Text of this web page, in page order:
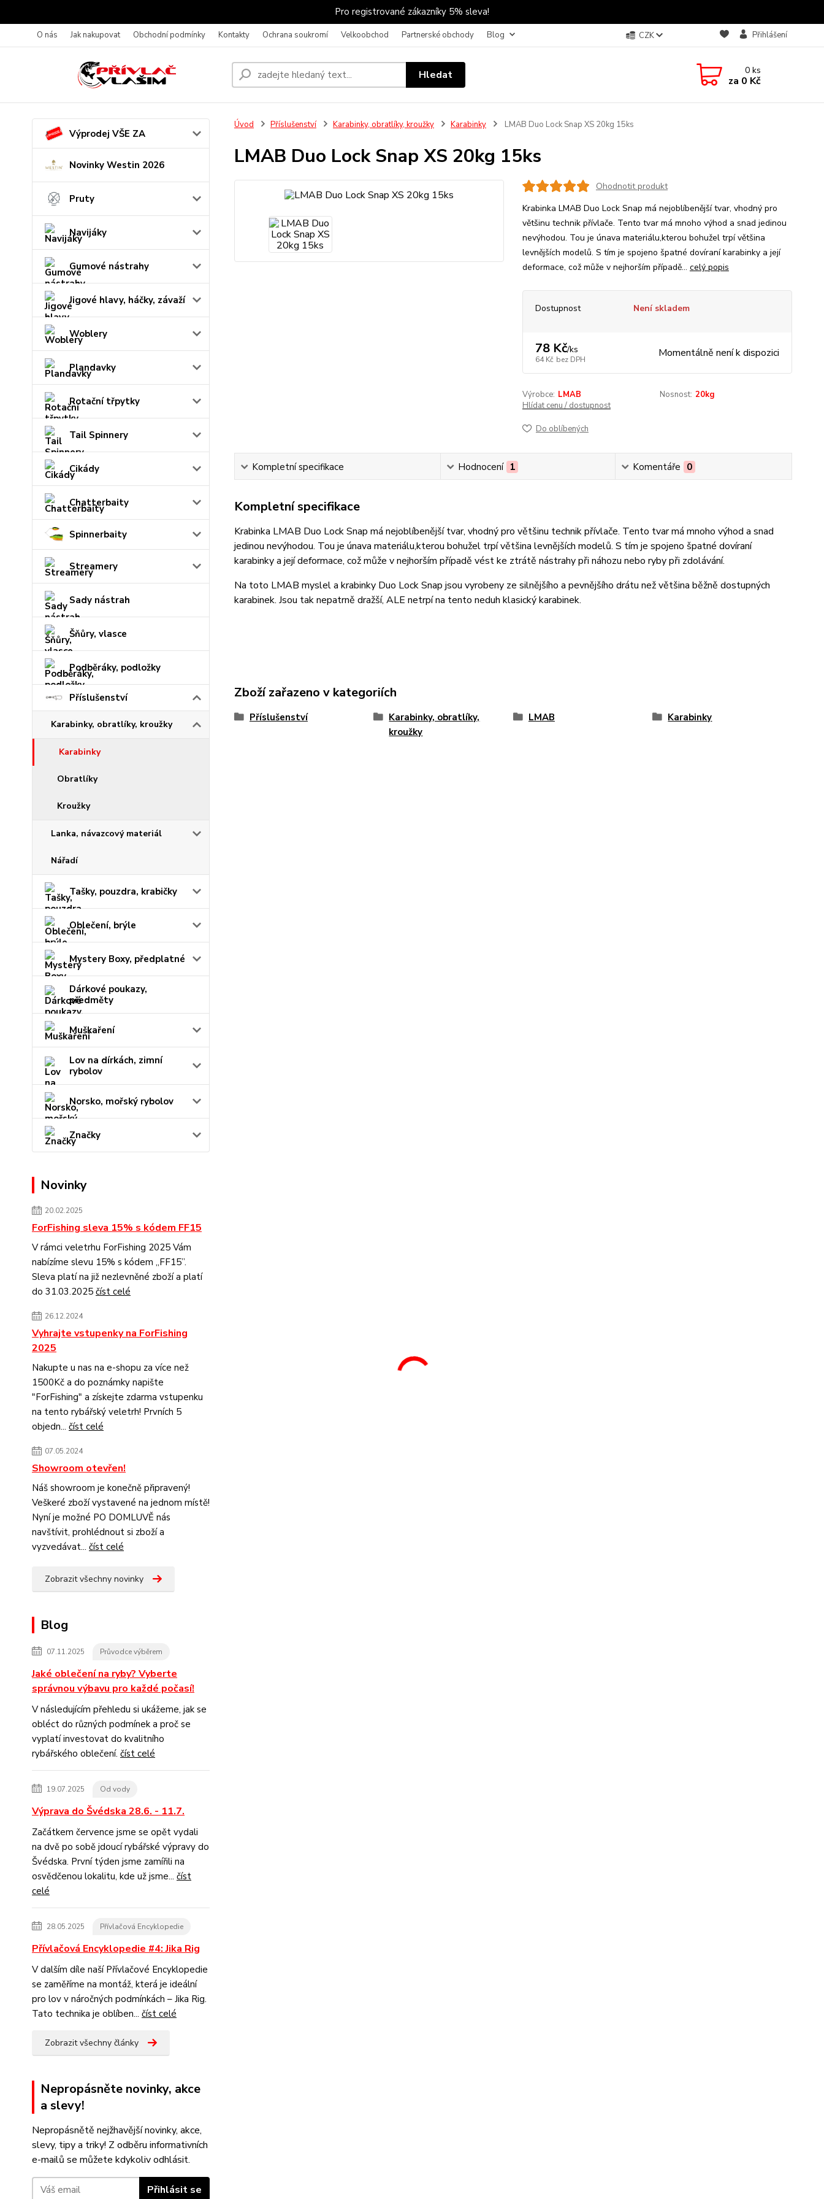
Pro registrované zákazníky 5% sleva!
O nás Jak nakupovat Obchodní podmínky Kontakty Ochrana soukromí Velkoobchod Partnerské obchody Blog CZK Přihlášení
Hledat 0ks
za 0 Kč
Výprodej VŠE ZA
Novinky Westin 2026
Pruty
Navijáky
Gumové nástrahy
Jigové hlavy, háčky, závaží
Woblery
Plandavky
Rotační třpytky
Tail Spinnery
Cikády
Chatterbaity
Spinnerbaity
Streamery
Sady nástrah
Šňůry, vlasce
Podběráky, podložky
Příslušenství
Karabinky, obratlíky, kroužky
Karabinky
Obratlíky
Kroužky
Lanka, návazcový materiál
Nářadí
Tašky, pouzdra, krabičky
Oblečení, brýle
Mystery Boxy, předplatné
Dárkové poukazy,
předměty
Muškaření
Lov na dírkách, zimní
rybolov
Norsko, mořský rybolov
Značky
Novinky
20.02.2025
ForFishing sleva 15% s kódem FF15
V rámci veletrhu ForFishing 2025 Vám
nabízíme slevu 15% s kódem „FF15”.
Sleva platí na již nezlevněné zboží a platí
do 31.03.2025 číst celé
26.12.2024
Vyhrajte vstupenky na ForFishing
2025
Nakupte u nas na e-shopu za více než
1500Kč a do poznámky napište
"ForFishing" a získejte zdarma vstupenku
na tento rybářský veletrh! Prvních 5
objedn... číst celé
07.05.2024
Showroom otevřen!
Náš showroom je konečně připravený!
Veškeré zboží vystavené na jednom místě!
Nyní je možné PO DOMLUVĚ nás
navštívit, prohlédnout si zboží a
vyzvedávat... číst celé
Zobrazit všechny novinky
Blog
07.11.2025 Průvodce výběrem
Jaké oblečení na ryby? Vyberte
správnou výbavu pro každé počasí!
V následujícím přehledu si ukážeme, jak se
obléct do různých podmínek a proč se
vyplatí investovat do kvalitního
rybářského oblečení. číst celé
19.07.2025 Od vody
Výprava do Švédska 28.6. - 11.7.
Začátkem července jsme se opět vydali
na dvě po sobě jdoucí rybářské výpravy do
Švédska. První týden jsme zamířili na
osvědčenou lokalitu, kde už jsme... číst
celé
28.05.2025 Přívlačová Encyklopedie
Přívlačová Encyklopedie #4: Jika Rig
V dalším díle naší Přívlačové Encyklopedie
se zaměříme na montáž, která je ideální
pro lov v náročných podmínkách – Jika Rig.
Tato technika je oblíben... číst celé
Zobrazit všechny články
Nepropásněte novinky, akce
a slevy!
Nepropásnětě nejžhavější novinky, akce,
slevy, tipy a triky! Z odběru informativních
e-mailů se můžete kdykoliv odhlásit.
Přihlásit se
Úvod Příslušenství Karabinky, obratlíky, kroužky Karabinky LMAB Duo Lock Snap XS 20kg 15ks
LMAB Duo Lock Snap XS 20kg 15ks
Ohodnotit produkt
Krabinka LMAB Duo Lock Snap má nejoblíbenější tvar, vhodný pro
většinu technik přívlače. Tento tvar má mnoho výhod a snad jedinou
nevýhodou. Tou je únava materiálu,kterou bohužel trpí většina
levnějších modelů. S tím je spojeno špatné dovíraní karabinky a její
deformace, což může v nejhorším případě... celý popis
Dostupnost Není skladem
78 Kč/ks
64 Kč bez DPH Momentálně není k dispozici
Výrobce: LMAB Nosnost: 20kg
Hlídat cenu / dostupnost
Do oblíbených
Kompletní specifikace Hodnocení 1 Komentáře 0
Kompletní specifikace
Krabinka LMAB Duo Lock Snap má nejoblíbenější tvar, vhodný pro většinu technik přívlače. Tento tvar má mnoho výhod a snad
jedinou nevýhodou. Tou je únava materiálu,kterou bohužel trpí většina levnějších modelů. S tím je spojeno špatné dovíraní
karabinky a její deformace, což může v nejhorším případě vést ke ztrátě nástrahy při náhozu nebo ryby při zdolávání.
Na toto LMAB myslel a krabinky Duo Lock Snap jsou vyrobeny ze silnějšího a pevnějšího drátu než většina běžně dostupných
karabinek. Jsou tak nepatrně dražší, ALE netrpí na tento neduh klasický karabinek.
Zboží zařazeno v kategoriích
Příslušenství
Karabinky, obratlíky,
kroužky
LMAB Karabinky